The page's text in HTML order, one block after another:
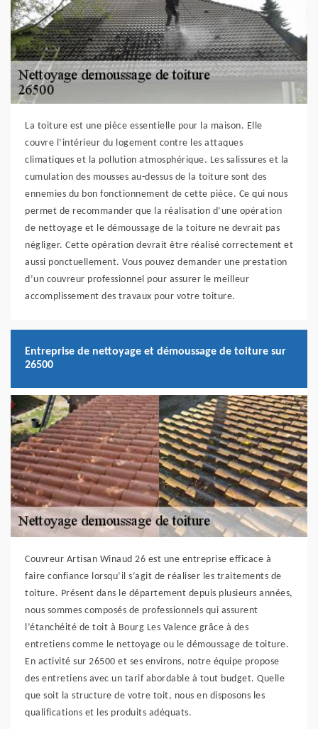
La toiture est une pièce essentielle pour la maison. Elle
couvre l’intérieur du logement contre les attaques
climatiques et la pollution atmosphérique. Les salissures et la
cumulation des mousses au-dessus de la toiture sont des
ennemies du bon fonctionnement de cette pièce. Ce qui nous
permet de recommander que la réalisation d’une opération
de nettoyage et le démoussage de la toiture ne devrait pas
négliger. Cette opération devrait être réalisé correctement et
aussi ponctuellement. Vous pouvez demander une prestation
d’un couvreur professionnel pour assurer le meilleur
accomplissement des travaux pour votre toiture.
Entreprise de nettoyage et démoussage de toiture sur
26500
Couvreur Artisan Winaud 26 est une entreprise efficace à
faire confiance lorsqu’il s’agit de réaliser les traitements de
toiture. Présent dans le département depuis plusieurs années,
nous sommes composés de professionnels qui assurent
l’étanchéité de toit à Bourg Les Valence grâce à des
entretiens comme le nettoyage ou le démoussage de toiture.
En activité sur 26500 et ses environs, notre équipe propose
des entretiens avec un tarif abordable à tout budget. Quelle
que soit la structure de votre toit, nous en disposons les
qualifications et les produits adéquats.